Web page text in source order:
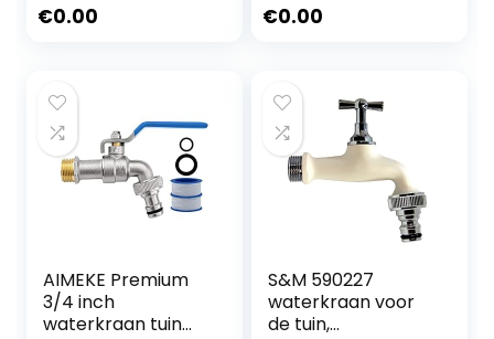
Messing, Roest- en
Rolafdichtband,
Dubbele
Aansluiting En
Slangtule Voor,
Wasmachine
€0.00
Leak Slang Pijpen
€0.00
AIMEKE Premium
3/4 inch
waterkraan tuin
S&M 590227
waterkraan voor
de tuin,